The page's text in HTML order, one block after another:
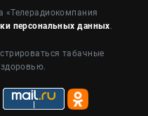
«Телерадиокомпания
персональных данных.
табачные